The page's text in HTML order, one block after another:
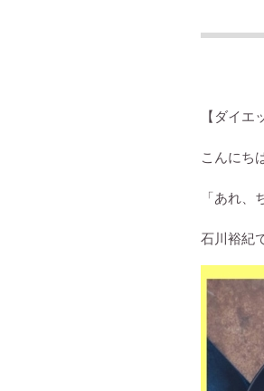
【ダイエ
こんにち
「あれ
石川裕紀